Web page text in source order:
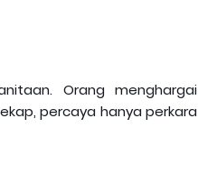
Orang menghargai
percaya hanya perkara